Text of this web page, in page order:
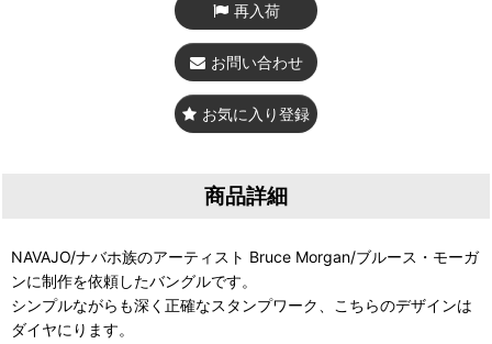
再入荷
お問い合わせ
お気に入り登録
商品詳細
NAVAJO/ナバホ族のアーティスト Bruce Morgan/ブルース・モーガ
ンに制作を依頼したバングルです。
シンプルながらも深く正確なスタンプワーク、こちらのデザインは
ダイヤにります。